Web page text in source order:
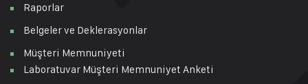
Raporlar
Belgeler ve Deklerasyonlar
Müşteri Memnuniyeti
Laboratuvar Müşteri Memnuniyet Anketi